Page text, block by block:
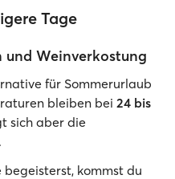
Tage
und Weinverkostung
für Sommerurlaub
bleiben bei 24 bis
sich aber die
kommst du